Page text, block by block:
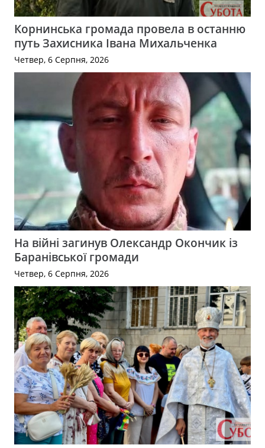
Корнинська громада провела в останню
путь Захисника Івана Михальченка
Четвер, 6 Серпня, 2026
На війні загинув Олександр Окончик із
Баранівської громади
Четвер, 6 Серпня, 2026